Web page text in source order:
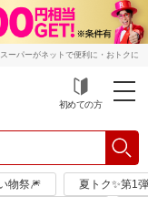
ーパーがネットで便利に・おトクに
初めての方
物祭🎆
夏トク✨第1